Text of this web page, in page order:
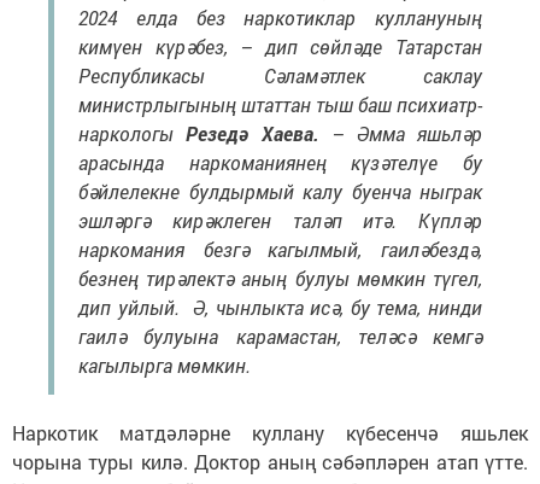
2024 елда без наркотиклар куллануның
кимүен күрәбез, – дип сөйләде Татарстан
Республикасы Сәламәтлек саклау
министрлыгының штаттан тыш баш психиатр-
наркологыРезедә Хаева. – Әмма яшьләр
арасында наркоманиянең күзәтелүе бу
бәйлелекне булдырмый калу буенча ныграк
эшләргә кирәклеген таләп итә. Күпләр
наркомания безгә кагылмый, гаиләбездә,
безнең тирәлектә аның булуы мөмкин түгел,
дип уйлый. Ә, чынлыкта исә, бу тема, нинди
гаилә булуына карамастан, теләсә кемгә
кагылырга мөмкин.
Наркотик матдәләрне куллану күбесенчә яшьлек
чорына туры килә. Доктор аның сәбәпләрен атап үтте.